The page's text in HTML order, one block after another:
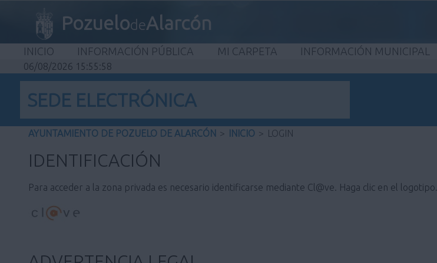
PozuelodeAlarcón
INICIO INFORMACIÓN PÚBLICA MI CARPETA INFORMACIÓN MUNICIPAL
06/08/2026 15:55:58
SEDE ELECTRÓNICA
AYUNTAMIENTO DE POZUELO DE ALARCÓN > INICIO > LOGIN
IDENTIFICACIÓN
Para acceder a la zona privada es necesario identificarse mediante Cl@ve. Haga clic en el logotipo.